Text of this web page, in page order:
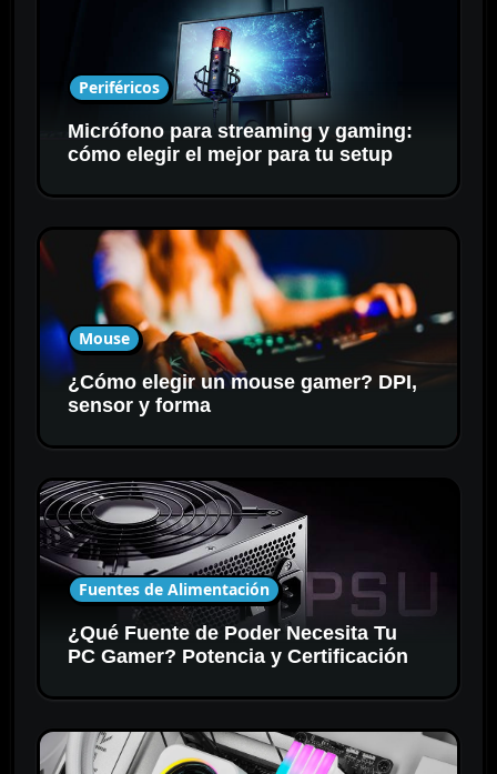
Periféricos
Micrófono para streaming y gaming:
cómo elegir el mejor para tu setup
Mouse
¿Cómo elegir un mouse gamer? DPI,
sensor y forma
Fuentes de Alimentación
¿Qué Fuente de Poder Necesita Tu
PC Gamer? Potencia y Certificación